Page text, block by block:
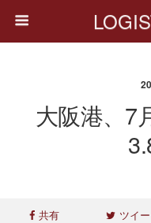
大阪港、7
共有 ツイ